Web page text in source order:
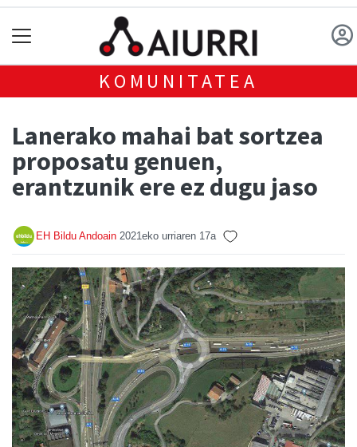
KOMUNITATEA
Lanerako mahai bat sortzea
proposatu genuen,
erantzunik ere ez dugu jaso
EH Bildu Andoain 2021eko urriaren 17a